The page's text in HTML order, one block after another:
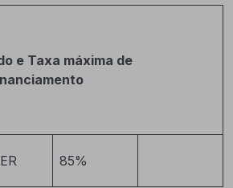
e Taxa máxima de
85%